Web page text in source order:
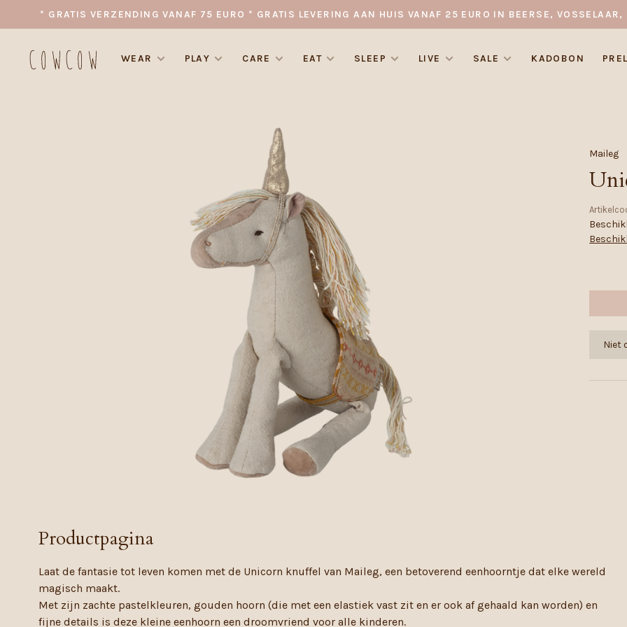
* GRATIS VERZENDING VANAF 75 EURO * GRATIS LEVERING AAN HUIS VANAF 25 EURO IN BEERSE,
WEAR PLAY CARE EAT SLEEP LIVE SALE KADOBON
Maileg
Niet
Productpagina
Laat de fantasie tot leven komen met de Unicorn knuffel van Maileg, een betoverend eenhoorntje dat elke wereld
magisch maakt.
Met zijn zachte pastelkleuren, gouden hoorn (die met een elastiek vast zit en er ook af gehaald kan worden) en
fijne details is deze kleine eenhoorn een droomvriend voor alle kinderen.